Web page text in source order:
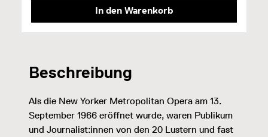
In den Warenkorb
Beschreibung
Als die New Yorker Metropolitan Opera am 13.
September 1966 eröffnet wurde, waren Publikum
und Journalist:innen von den 20 Lustern und fast